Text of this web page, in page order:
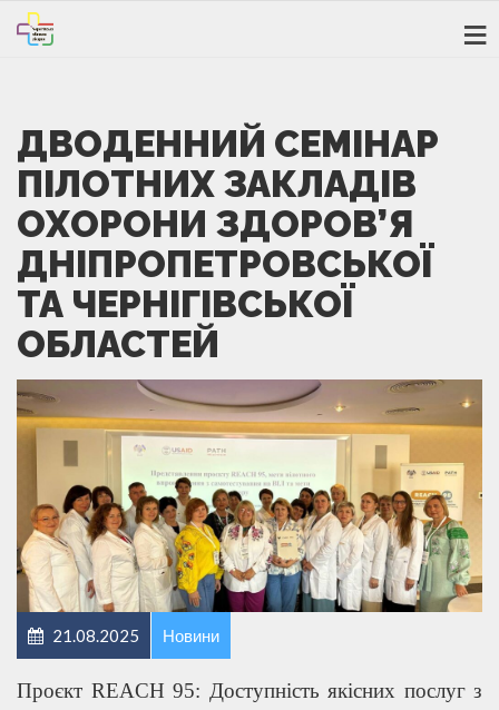
ДВОДЕННИЙ СЕМІНАР
ПІЛОТНИХ ЗАКЛАДІВ
ОХОРОНИ ЗДОРОВ’Я
ДНІПРОПЕТРОВСЬКОЇ
ТА ЧЕРНІГІВСЬКОЇ
ОБЛАСТЕЙ
21.08.2025 Новини
Проєкт REACH 95: Доступність якісних послуг з